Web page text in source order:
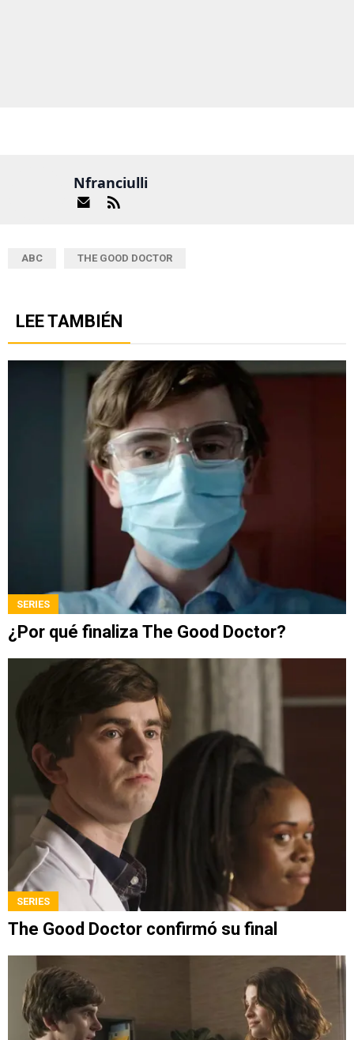
Nfranciulli
ABC THE GOOD DOCTOR
LEE TAMBIÉN
SERIES
¿Por qué finaliza The Good Doctor?
SERIES
The Good Doctor confirmó su final